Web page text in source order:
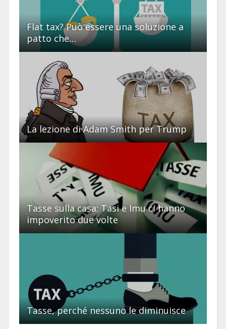
Flat tax? Può essere una soluzione a
patto che…
La lezione di Adam Smith per Trump
Tasse sulla casa: Tasi e Imu ci hanno
impoverito due volte
Tasse, perché nessuno le diminuisce